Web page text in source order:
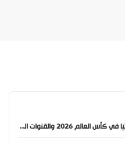
موعد مباراة إنجلترا وكرواتيا في كأس العالم 2026 والقنوات الناقلة